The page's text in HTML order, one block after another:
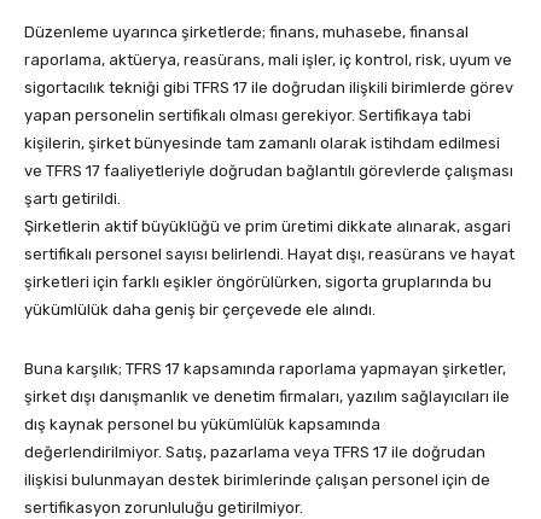
Düzenleme uyarınca şirketlerde; finans, muhasebe, finansal
raporlama, aktüerya, reasürans, mali işler, iç kontrol, risk, uyum ve
sigortacılık tekniği gibi TFRS 17 ile doğrudan ilişkili birimlerde görev
yapan personelin sertifikalı olması gerekiyor. Sertifikaya tabi
kişilerin, şirket bünyesinde tam zamanlı olarak istihdam edilmesi
ve TFRS 17 faaliyetleriyle doğrudan bağlantılı görevlerde çalışması
şartı getirildi.
Şirketlerin aktif büyüklüğü ve prim üretimi dikkate alınarak, asgari
sertifikalı personel sayısı belirlendi. Hayat dışı, reasürans ve hayat
şirketleri için farklı eşikler öngörülürken, sigorta gruplarında bu
yükümlülük daha geniş bir çerçevede ele alındı.
Buna karşılık; TFRS 17 kapsamında raporlama yapmayan şirketler,
şirket dışı danışmanlık ve denetim firmaları, yazılım sağlayıcıları ile
dış kaynak personel bu yükümlülük kapsamında
değerlendirilmiyor. Satış, pazarlama veya TFRS 17 ile doğrudan
ilişkisi bulunmayan destek birimlerinde çalışan personel için de
sertifikasyon zorunluluğu getirilmiyor.